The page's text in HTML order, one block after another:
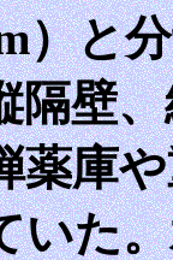
）と
隔壁
薬庫
いた